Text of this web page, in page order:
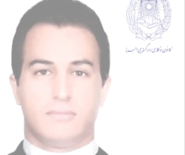
ا
م
ل